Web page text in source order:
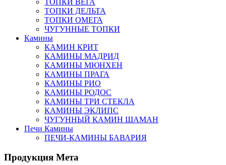
ТОПКИ ВЕГА
ТОПКИ ДЕЛЬТА
ТОПКИ ОМЕГА
ЧУГУННЫЕ ТОПКИ
Камины
КАМИН КРИТ
КАМИНЫ МАДРИД
КАМИНЫ МЮНХЕН
КАМИНЫ ПРАГА
КАМИНЫ РИО
КАМИНЫ РОДОС
КАМИНЫ ТРИ СТЕКЛА
КАМИНЫ ЭКЛИПС
ЧУГУННЫЙ КАМИН ШАМАН
Печи Камины
ПЕЧИ-КАМИНЫ БАВАРИЯ
Продукция Мета